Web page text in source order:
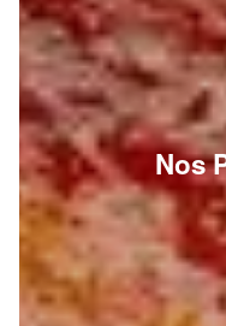
Nos